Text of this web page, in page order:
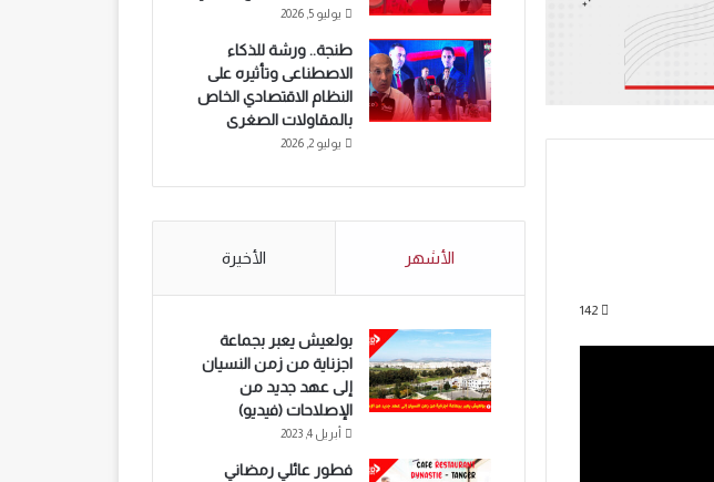
142
يوليو 5, 2026
طنجة.. ورشة للذكاء
الاصطناعى وتأثيره على
النظام الاقتصادي الخاص
بالمقاولات الصغرى
يوليو 2, 2026
الأشهر الأخيرة
بولعيش يعبر بجماعة
اجزناية من زمن النسيان
إلى عهد جديد من
الإصلاحات (فيديو)
أبريل 4, 2023
فطور عائلي رمضاني